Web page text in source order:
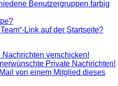
Benutzergruppen farbig
Link auf der Startseite?
Nachrichten verschicken!
Private Nachrichten!
von einem Mitglied dieses